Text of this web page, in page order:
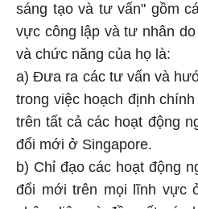
sáng tạo và tư vấn" gồm
vực công lập và tư nhân
và chức năng của họ là:
a) Đưa ra các tư vấn và
trong việc hoạch định
trên tất cả các hoạt động
đổi mới ở Singapore.
b) Chỉ đạo các hoạt động
đổi mới trên mọi lĩnh vực